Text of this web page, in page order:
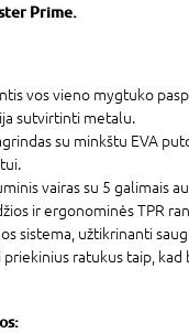
Prime.
vos vieno mygtuko
sutvirtinti metalu.
su minkštu EVA
vairas su 5 galimais
ir ergonominės TPR
sistema, užtikrinanti
ratukus taip,